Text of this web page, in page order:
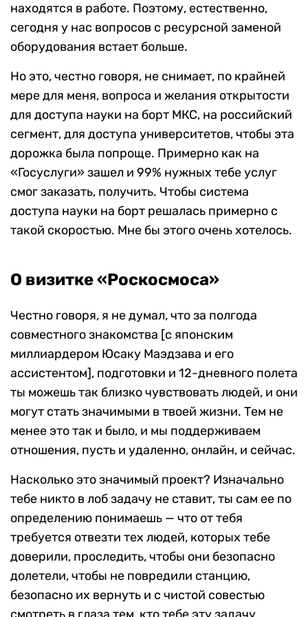
находятся в работе. Поэтому, естественно,
сегодня у нас вопросов с ресурсной заменой
оборудования встает больше.
Но это, честно говоря, не снимает, по крайней
мере для меня, вопроса и желания открытости
для доступа науки на борт МКС, на российский
сегмент, для доступа университетов, чтобы эта
дорожка была попроще. Примерно как на
«Госуслуги» зашел и 99% нужных тебе услуг
смог заказать, получить. Чтобы система
доступа науки на борт решалась примерно с
такой скоростью. Мне бы этого очень хотелось.
О визитке «Роскосмоса»
Честно говоря, я не думал, что за полгода
совместного знакомства [с японским
миллиардером Юсаку Маэдзава и его
ассистентом], подготовки и 12-дневного полета
ты можешь так близко чувствовать людей, и они
могут стать значимыми в твоей жизни. Тем не
менее это так и было, и мы поддерживаем
отношения, пусть и удаленно, онлайн, и сейчас.
Насколько это значимый проект? Изначально
тебе никто в лоб задачу не ставит, ты сам ее по
определению понимаешь — что от тебя
требуется отвезти тех людей, которых тебе
доверили, проследить, чтобы они безопасно
долетели, чтобы не повредили станцию,
безопасно их вернуть и с чистой совестью